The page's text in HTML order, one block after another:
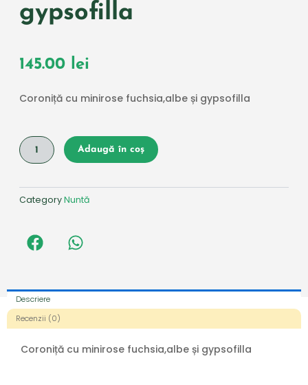
gypsofilla
145.00 lei
Coroniță cu minirose fuchsia,albe și gypsofilla
Cantitate
Coroniță
minirose
fuchsia,albe
Adaugă în coș
CategoryNuntă
Descriere
Recenzii (0)
Coroniță cu minirose fuchsia,albe și gypsofilla